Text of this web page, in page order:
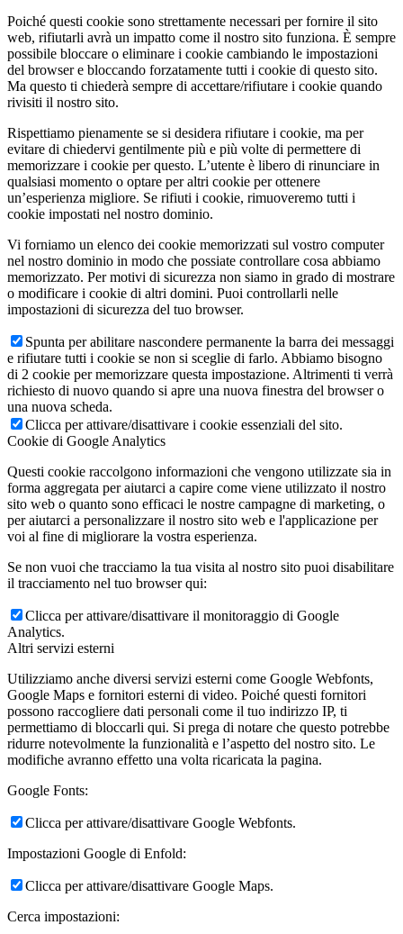
Poiché questi cookie sono strettamente necessari per fornire il sito
web, rifiutarli avrà un impatto come il nostro sito funziona. È sempre
possibile bloccare o eliminare i cookie cambiando le impostazioni
del browser e bloccando forzatamente tutti i cookie di questo sito.
Ma questo ti chiederà sempre di accettare/rifiutare i cookie quando
rivisiti il nostro sito.
Rispettiamo pienamente se si desidera rifiutare i cookie, ma per
evitare di chiedervi gentilmente più e più volte di permettere di
memorizzare i cookie per questo. L’utente è libero di rinunciare in
qualsiasi momento o optare per altri cookie per ottenere
un’esperienza migliore. Se rifiuti i cookie, rimuoveremo tutti i
cookie impostati nel nostro dominio.
Vi forniamo un elenco dei cookie memorizzati sul vostro computer
nel nostro dominio in modo che possiate controllare cosa abbiamo
memorizzato. Per motivi di sicurezza non siamo in grado di mostrare
o modificare i cookie di altri domini. Puoi controllarli nelle
impostazioni di sicurezza del tuo browser.
Spunta per abilitare nascondere permanente la barra dei messaggi
e rifiutare tutti i cookie se non si sceglie di farlo. Abbiamo bisogno
di 2 cookie per memorizzare questa impostazione. Altrimenti ti verrà
richiesto di nuovo quando si apre una nuova finestra del browser o
una nuova scheda.
Clicca per attivare/disattivare i cookie essenziali del sito.
Cookie di Google Analytics
Questi cookie raccolgono informazioni che vengono utilizzate sia in
forma aggregata per aiutarci a capire come viene utilizzato il nostro
sito web o quanto sono efficaci le nostre campagne di marketing, o
per aiutarci a personalizzare il nostro sito web e l'applicazione per
voi al fine di migliorare la vostra esperienza.
Se non vuoi che tracciamo la tua visita al nostro sito puoi disabilitare
il tracciamento nel tuo browser qui:
Clicca per attivare/disattivare il monitoraggio di Google
Analytics.
Altri servizi esterni
Utilizziamo anche diversi servizi esterni come Google Webfonts,
Google Maps e fornitori esterni di video. Poiché questi fornitori
possono raccogliere dati personali come il tuo indirizzo IP, ti
permettiamo di bloccarli qui. Si prega di notare che questo potrebbe
ridurre notevolmente la funzionalità e l’aspetto del nostro sito. Le
modifiche avranno effetto una volta ricaricata la pagina.
Google Fonts:
Clicca per attivare/disattivare Google Webfonts.
Impostazioni Google di Enfold:
Clicca per attivare/disattivare Google Maps.
Cerca impostazioni: